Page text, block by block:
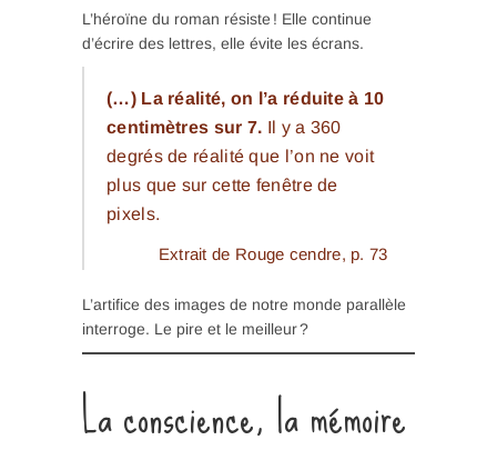
L’héroïne du roman résiste ! Elle continue
d’écrire des lettres, elle évite les écrans.
(…) La réalité, on l’a réduite à 10
centimètres sur 7. Il y a 360
degrés de réalité que l’on ne voit
plus que sur cette fenêtre de
pixels.
Extrait de Rouge cendre, p. 73
L’artifice des images de notre monde parallèle
interroge. Le pire et le meilleur ?
La conscience, la mémoire